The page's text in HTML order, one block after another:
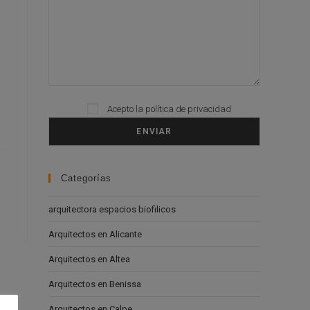
Please leave this field empty.
Acepto la política de privacidad
Categorías
arquitectora espacios biofilicos
Arquitectos en Alicante
Arquitectos en Altea
Arquitectos en Benissa